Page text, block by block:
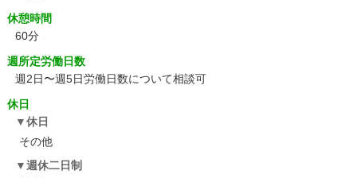
休憩時間
60分
週所定労働日数
週2日〜週5日労働日数について相談可
休日
休日
その他
週休二日制